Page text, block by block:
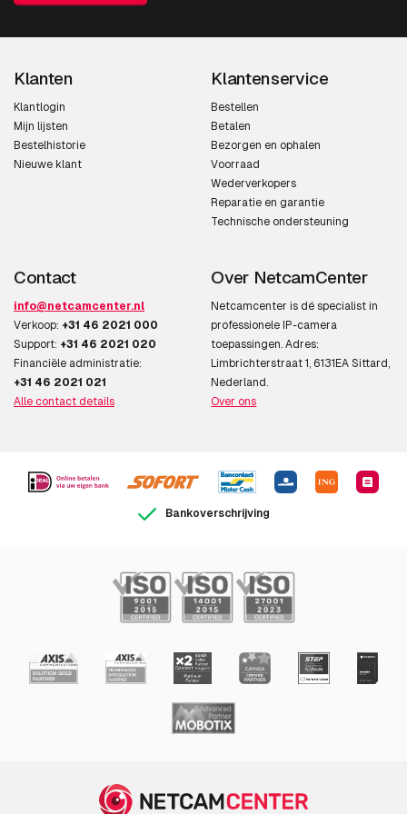
Design
Vormfactor
Montagewijze
Veiligheidsfunties Vandaalbestendig
Internationale
veiligheidscode (IP)
Weerbestendig
Kijkhoek, horizontaal
AWC
Camera sluitertijd 1/143000 - 2 s
Beeldsensor
CMOS
Progressive scan Ja
Klanten
Klantlogin
Mijn lijsten
Bestelhistorie
Nieuwe klant
Klantenservice
Bestellen
Betalen
Bezorgen en ophalen
Voorraad
Wederverkopers
Reparatie en garantie
Technische ondersteuning
Contact
info@netcamcenter.nl
Verkoop: +31 46 2021 000
Support: +31 46 2021 020
Financiële administratie:
+31 46 2021 021
Alle contact details
Over NetcamCenter
Netcamcenter is dé specialist in
professionele IP-camera
toepassingen. Adres:
Limbrichterstraat 1, 6131EA Sittard,
Nederland.
Over ons
Bankoverschrijving